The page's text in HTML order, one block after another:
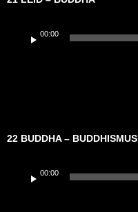
Player
00:00
22 BUDDHA – BUDDHISMUS
Player
00:00